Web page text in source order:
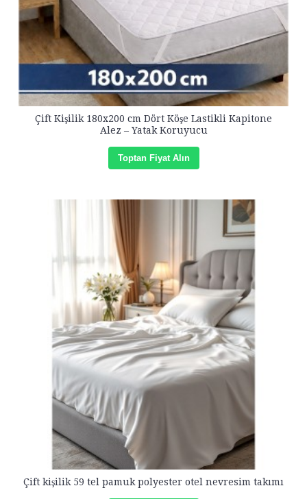
Çift Kişilik 180x200 cm Dört Köşe Lastikli Kapitone
Alez – Yatak Koruyucu
Toptan Fiyat Alın
Çift kişilik 59 tel pamuk polyester otel nevresim takımı